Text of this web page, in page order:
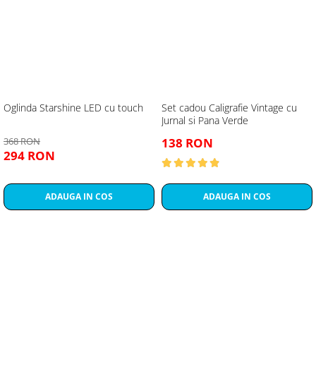
Oglinda Starshine LED cu touch
368 RON
294 RON
ADAUGA IN COS
Set cadou Caligrafie Vintage cu
Jurnal si Pana Verde
138 RON
ADAUGA IN COS